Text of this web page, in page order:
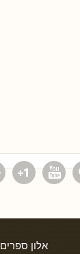
אלון ספרים